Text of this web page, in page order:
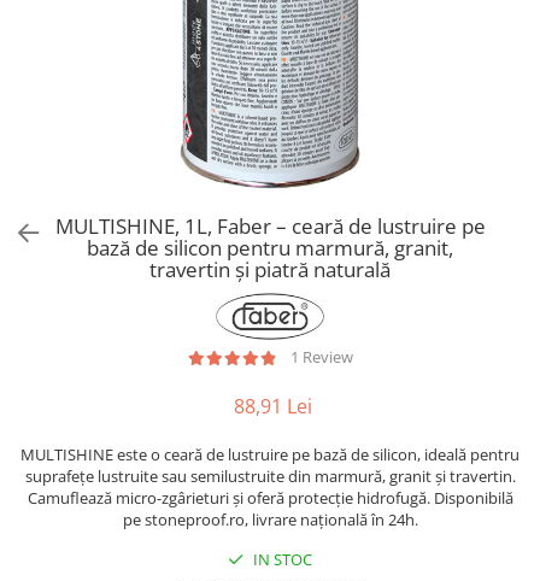
MULTISHINE, 1L, Faber – ceară de lustruire pe
bază de silicon pentru marmură, granit,
travertin și piatră naturală
1 Review
88,91 Lei
MULTISHINE este o ceară de lustruire pe bază de silicon, ideală pentru
suprafețe lustruite sau semilustruite din marmură, granit și travertin.
Camuflează micro-zgârieturi și oferă protecție hidrofugă. Disponibilă
pe stoneproof.ro, livrare națională în 24h.
IN STOC